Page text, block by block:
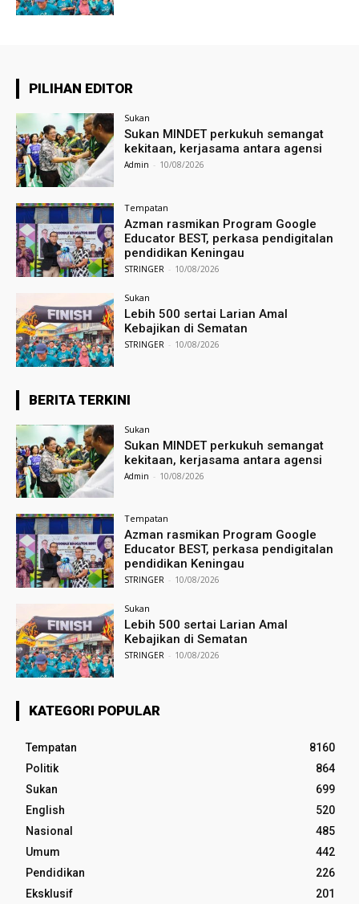
PILIHAN EDITOR
Sukan
Sukan MINDET perkukuh semangat
kekitaan, kerjasama antara agensi
Admin - 10/08/2026
Tempatan
Azman rasmikan Program Google
Educator BEST, perkasa pendigitalan
pendidikan Keningau
STRINGER - 10/08/2026
Sukan
Lebih 500 sertai Larian Amal
Kebajikan di Sematan
STRINGER - 10/08/2026
BERITA TERKINI
Sukan
Sukan MINDET perkukuh semangat
kekitaan, kerjasama antara agensi
Admin - 10/08/2026
Tempatan
Azman rasmikan Program Google
Educator BEST, perkasa pendigitalan
pendidikan Keningau
STRINGER - 10/08/2026
Sukan
Lebih 500 sertai Larian Amal
Kebajikan di Sematan
STRINGER - 10/08/2026
KATEGORI POPULAR
Tempatan
8160
Politik
864
Sukan
699
English
520
Nasional
485
Umum
442
Pendidikan
226
Eksklusif
201